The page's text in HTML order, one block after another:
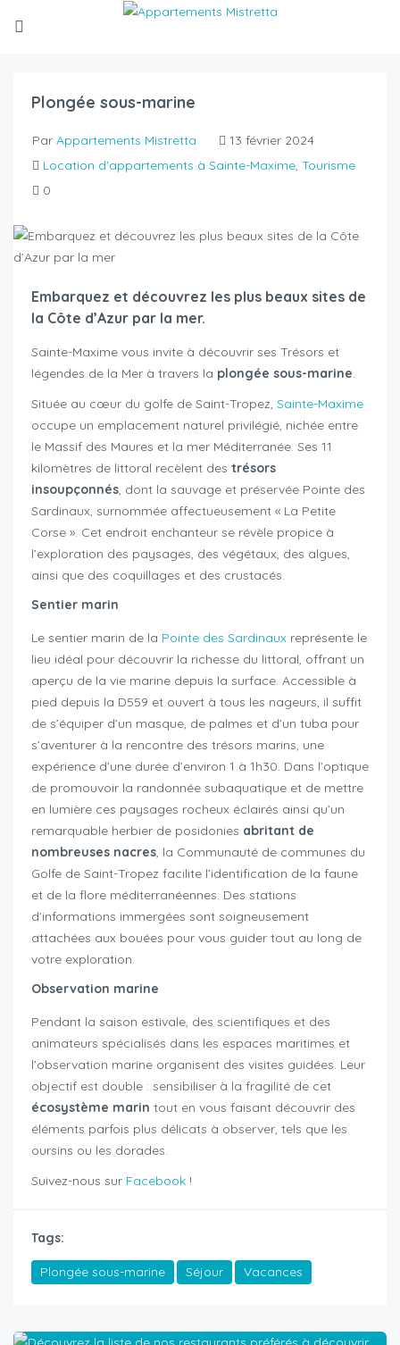
Plongée sous-marine
Par Appartements Mistretta
13 février 2024
Location d'appartements à Sainte-Maxime, Tourisme
0
Embarquez et découvrez les plus beaux sites de
la Côte d’Azur par la mer.
Sainte-Maxime vous invite à découvrir ses Trésors et
légendes de la Mer à travers la plongée sous-marine.
Située au cœur du golfe de Saint-Tropez, Sainte-Maxime
occupe un emplacement naturel privilégié, nichée entre
le Massif des Maures et la mer Méditerranée. Ses 11
kilomètres de littoral recèlent des trésors
insoupçonnés, dont la sauvage et préservée Pointe des
Sardinaux, surnommée affectueusement « La Petite
Corse ». Cet endroit enchanteur se révèle propice à
l’exploration des paysages, des végétaux, des algues,
ainsi que des coquillages et des crustacés.
Sentier marin
Le sentier marin de la Pointe des Sardinaux représente le
lieu idéal pour découvrir la richesse du littoral, offrant un
aperçu de la vie marine depuis la surface. Accessible à
pied depuis la D559 et ouvert à tous les nageurs, il suffit
de s’équiper d’un masque, de palmes et d’un tuba pour
s’aventurer à la rencontre des trésors marins, une
expérience d’une durée d’environ 1 à 1h30. Dans l’optique
de promouvoir la randonnée subaquatique et de mettre
en lumière ces paysages rocheux éclairés ainsi qu’un
remarquable herbier de posidonies abritant de
nombreuses nacres, la Communauté de communes du
Golfe de Saint-Tropez facilite l’identification de la faune
et de la flore méditerranéennes. Des stations
d’informations immergées sont soigneusement
attachées aux bouées pour vous guider tout au long de
votre exploration.
Observation marine
Pendant la saison estivale, des scientifiques et des
animateurs spécialisés dans les espaces maritimes et
l’observation marine organisent des visites guidées. Leur
objectif est double : sensibiliser à la fragilité de cet
écosystème marin tout en vous faisant découvrir des
éléments parfois plus délicats à observer, tels que les
oursins ou les dorades.
Suivez-nous sur Facebook !
Tags:
Plongée sous-marine Séjour Vacances